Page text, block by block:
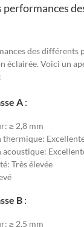
performances
des différents
éclairée. Voici un
A :
≥ 2,8 mm
thermique:
acoustique:
Très élevée
B :
≥ 2,5 mm